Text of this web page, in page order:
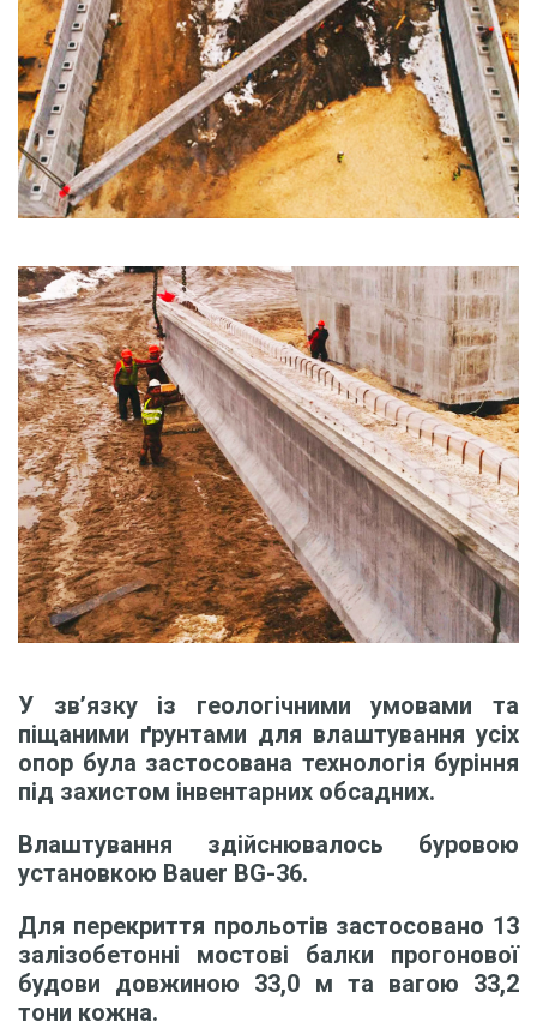
У зв’язку із геологічними умовами та
піщаними ґрунтами для влаштування усіх
опор була застосована технологія буріння
під захистом інвентарних обсадних.
Влаштування здійснювалось буровою
установкою Bauer BG-36.
Для перекриття прольотів застосовано 13
залізобетонні мостові балки прогонової
будови довжиною 33,0 м та вагою 33,2
тони кожна.